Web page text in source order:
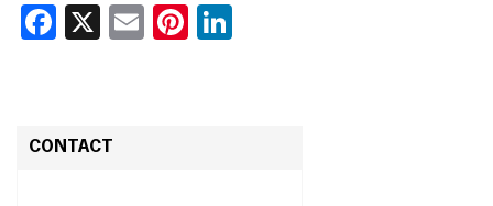
Facebook
X EmailPinterest
CONTACT